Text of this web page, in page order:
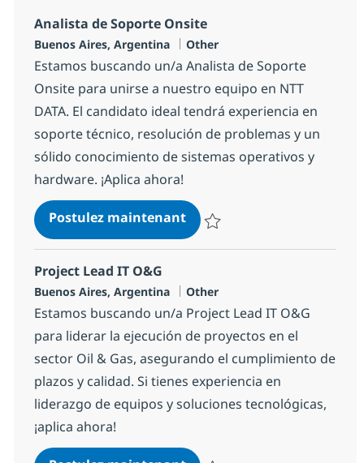
Analista de Soporte Onsite
Localisation
Buenos Aires, Argentina Catégorie
Other
Estamos buscando un/a Analista de Soporte
Onsite para unirse a nuestro equipo en NTT
DATA. El candidato ideal tendrá experiencia en
soporte técnico, resolución de problemas y un
sólido conocimiento de sistemas operativos y
hardware. ¡Aplica ahora!
Postulez maintenantAnalista de Soporte Onsite
Project Lead IT O&G
Localisation
Buenos Aires, Argentina Catégorie
Other
Estamos buscando un/a Project Lead IT O&G
para liderar la ejecución de proyectos en el
sector Oil & Gas, asegurando el cumplimiento de
plazos y calidad. Si tienes experiencia en
liderazgo de equipos y soluciones tecnológicas,
¡aplica ahora!